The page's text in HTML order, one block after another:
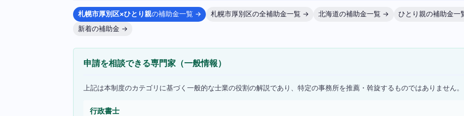
札幌市厚別区×ひとり親の補助金一覧 → 札幌市厚別区の全補助金一覧 → 北海道の補助金一覧 → ひとり親の補助金一
新着の補助金 →
申請を相談できる専門家（一般情報）
上記は本制度のカテゴリに基づく一般的な士業の役割の解説であり、特定の事務所を推薦・斡旋するものではありません。
行政書士